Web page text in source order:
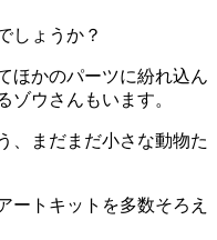
しょうか？
ほかのパーツに紛れ込ん
ゾウさんもいます。
、まだまだ小さな動物た
ートキットを多数そろえ